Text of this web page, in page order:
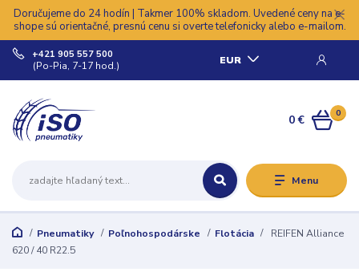
Doručujeme do 24 hodín | Takmer 100% skladom. Uvedené ceny na e-
shope sú orientačné, presnú cenu si overte telefonicky alebo e-mailom.
Menu
EUR
+421 905 557 500
(Po-Pia, 7-17 hod.)
0
0 €
Pneumatiky Poľnohospodárske Flotácia
REIFEN Alliance
620 / 40 R22.5